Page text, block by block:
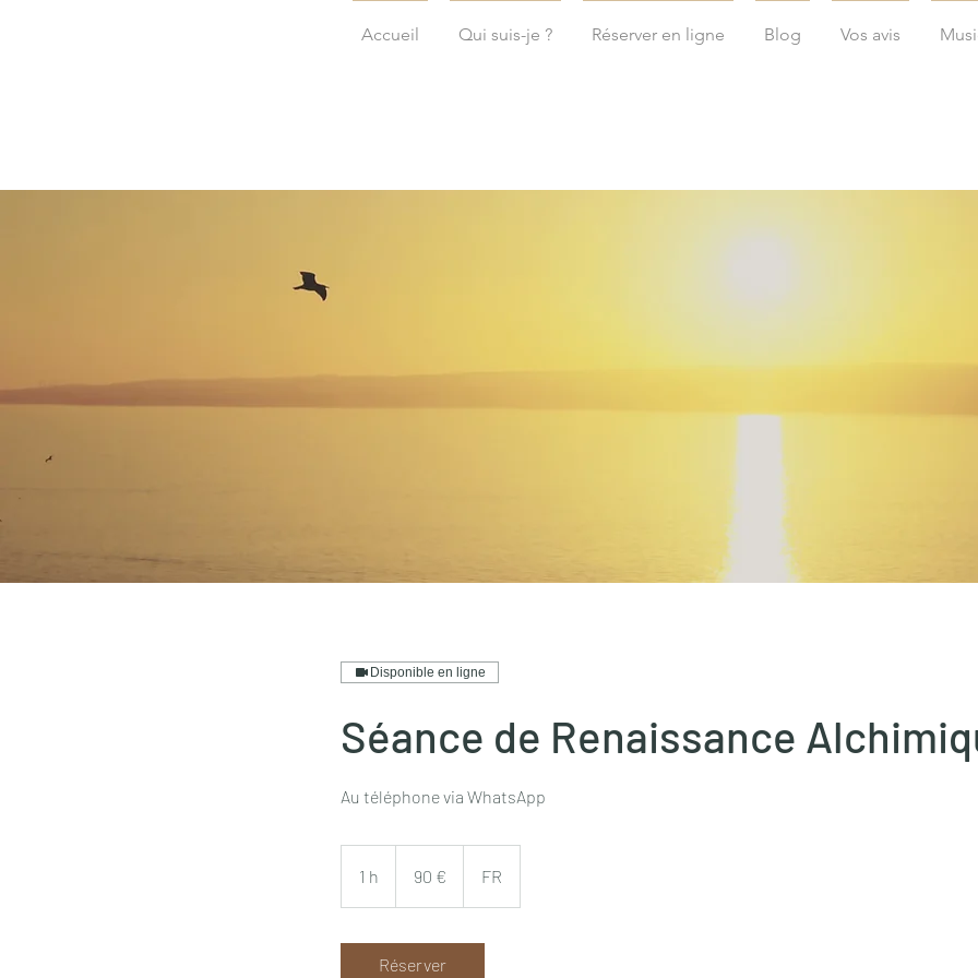
Accueil Qui suis-je ? Réserver en ligne Blog Vos avis
Disponible en ligne
Séance de Renaissance
Au téléphone via WhatsApp
1 h 90 € FR
Réserver